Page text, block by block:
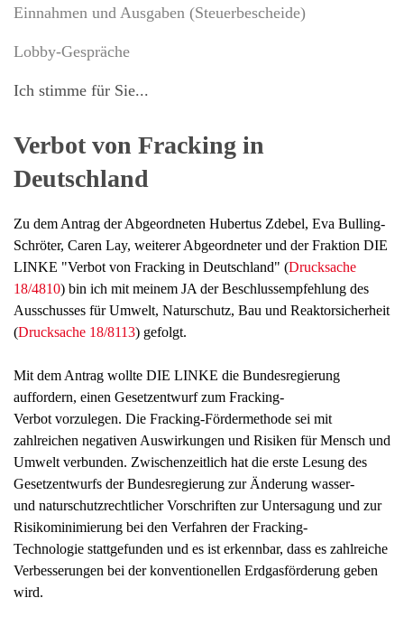
Einnahmen und Ausgaben (Steuerbescheide)
Lobby-Gespräche
Ich stimme für Sie...
Verbot von Fracking in
Deutschland
Zu dem Antrag der Abgeordneten Hubertus Zdebel, Eva Bulling-
Schröter, Caren Lay, weiterer Abgeordneter und der Fraktion DIE
LINKE "Verbot von Fracking in Deutschland" (Drucksache
18/4810) bin ich mit meinem JA der Beschlussempfehlung des
Ausschusses für Umwelt, Naturschutz, Bau und Reaktorsicherheit
(Drucksache 18/8113) gefolgt.
Mit dem Antrag wollte DIE LINKE die Bundesregierung
auffordern, einen Gesetzentwurf zum Fracking-
Verbot vorzulegen. Die Fracking-Fördermethode sei mit
zahlreichen negativen Auswirkungen und Risiken für Mensch und
Umwelt verbunden. Zwischenzeitlich hat die erste Lesung des
Gesetzentwurfs der Bundesregierung zur Änderung wasser-
und naturschutzrechtlicher Vorschriften zur Untersagung und zur
Risikominimierung bei den Verfahren der Fracking-
Technologie stattgefunden und es ist erkennbar, dass es zahlreiche
Verbesserungen bei der konventionellen Erdgasförderung geben
wird.